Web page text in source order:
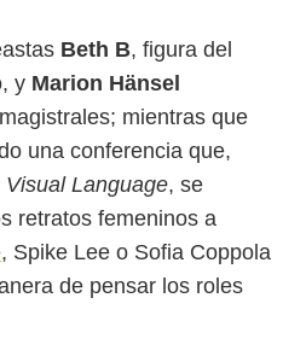
Beth B, figura del
y Marion Hänsel
mientras que
una conferencia que,
Language, se
retratos femeninos a
, Spike Lee o Sofia Coppola
de pensar los roles